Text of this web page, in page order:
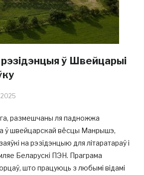
ў Швейцарыі
2025
размешчаны ля падножжа
ў швейцарскай вёсцы Манрышэ,
на рэзідэнцыю для літаратараў і
Беларускі ПЭН. Праграма
што працуюць з любымі відамі